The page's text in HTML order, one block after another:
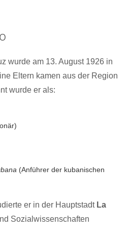
wurde am 13. August 1926 in
Eltern kamen aus der Region
wurde er als:
(Anführer der kubanischen
er in der Hauptstadt La
Sozialwissenschaften